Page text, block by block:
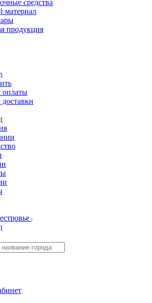
средства
продукция
оплаты